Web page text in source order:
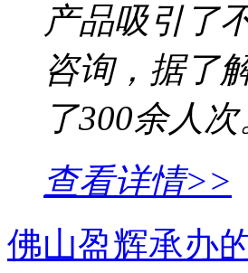
产品吸引了
咨询，据了
了300余人次
查看详情>>
佛山盈辉承办